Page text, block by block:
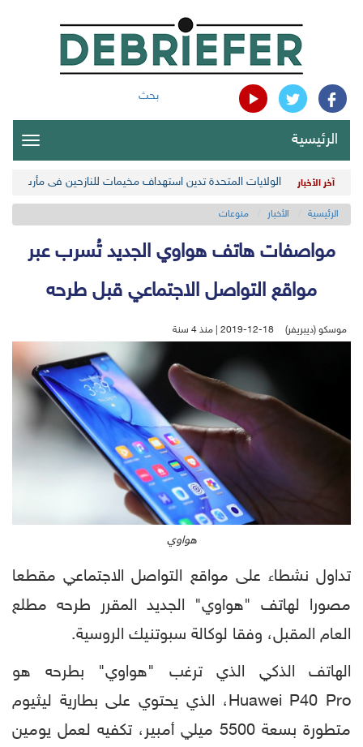
بحث
الرئيسية
آخر الأخبار الولايات المتحدة تدين استهداف مخيمات للنازحين في مأرب
الرئيسية الأخبار منوعات
مواصفات هاتف هواوي الجديد تُسرب عبر
مواقع التواصل الاجتماعي قبل طرحه
موسكو (ديبريفر) 2019-12-18 | منذ 4 سنة
هواوي
تداول نشطاء على مواقع التواصل الاجتماعي مقطعا
مصورا لهاتف "هواوي" الجديد المقرر طرحه مطلع
العام المقبل، وفقا لوكالة سبوتنيك الروسية.
الهاتف الذكي الذي ترغب "هواوي" بطرحه هو
Huawei P40 Pro، الذي يحتوي على بطارية ليثيوم
متطورة بسعة 5500 ميلي أمبير، تكفيه لعمل يومين